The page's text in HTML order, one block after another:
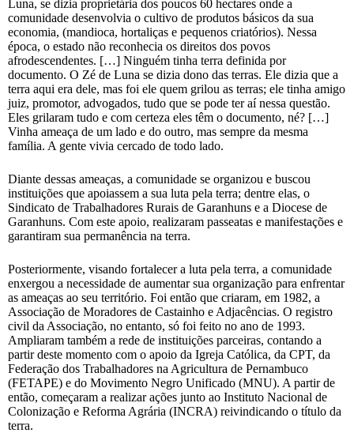
Luna, se dizia proprietária dos poucos 60 hectares onde a
comunidade desenvolvia o cultivo de produtos básicos da sua
economia, (mandioca, hortaliças e pequenos criatórios). Nessa
época, o estado não reconhecia os direitos dos povos
afrodescendentes. […] Ninguém tinha terra definida por
documento. O Zé de Luna se dizia dono das terras. Ele dizia que a
terra aqui era dele, mas foi ele quem grilou as terras; ele tinha amigo
juiz, promotor, advogados, tudo que se pode ter aí nessa questão.
Eles grilaram tudo e com certeza eles têm o documento, né? […]
Vinha ameaça de um lado e do outro, mas sempre da mesma
família. A gente vivia cercado de todo lado.
Diante dessas ameaças, a comunidade se organizou e buscou
instituições que apoiassem a sua luta pela terra; dentre elas, o
Sindicato de Trabalhadores Rurais de Garanhuns e a Diocese de
Garanhuns. Com este apoio, realizaram passeatas e manifestações e
garantiram sua permanência na terra.
Posteriormente, visando fortalecer a luta pela terra, a comunidade
enxergou a necessidade de aumentar sua organização para enfrentar
as ameaças ao seu território. Foi então que criaram, em 1982, a
Associação de Moradores de Castainho e Adjacências. O registro
civil da Associação, no entanto, só foi feito no ano de 1993.
Ampliaram também a rede de instituições parceiras, contando a
partir deste momento com o apoio da Igreja Católica, da CPT, da
Federação dos Trabalhadores na Agricultura de Pernambuco
(FETAPE) e do Movimento Negro Unificado (MNU). A partir de
então, começaram a realizar ações junto ao Instituto Nacional de
Colonização e Reforma Agrária (INCRA) reivindicando o título da
terra.